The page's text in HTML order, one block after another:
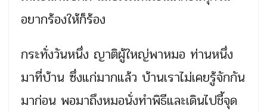
อยากร้องให้ก็ร้อง
กระทั่งวันหนึ่ง ญาติผู้ใหญ่พาหมอ ท่านหนึ่ง
มาที่บ้าน ซึ่งแก่มากแล้ว บ้านเราไม่เคยรู้จักกัน
มาก่อน พอมาถึงหมอนั่งทำพิธีและเดินไปชี้จุด